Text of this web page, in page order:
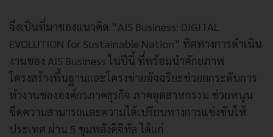
จึงเป็นที่มาของแนวคิด “AIS Business: DIGITAL
EVOLUTION for Sustainable Nation” ทิศทางการดำเนิน
งานของ AIS Business ในปีนี้ ที่พร้อมนำศักยภาพ
โครงสร้างพื้นฐานและโครงข่ายอัจฉริยะช่วยยกระดับการ
ทำงานขององค์กรภาคธุรกิจ ภาคอุตสาหกรรม ช่วยหนุน
ขีดความสามารถและความได้เปรียบทางการแข่งขันให้
ประเทศ ผ่าน 5 ขุมพลังดิจิทัล ได้แก่